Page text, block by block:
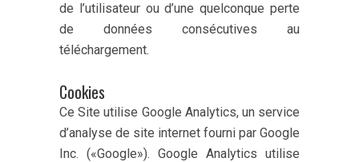
de l’utilisateur ou d’une quelconque perte
de données consécutives au
téléchargement.
Cookies
Ce Site utilise Google Analytics, un service
d’analyse de site internet fourni par Google
Inc. («Google»). Google Analytics utilise